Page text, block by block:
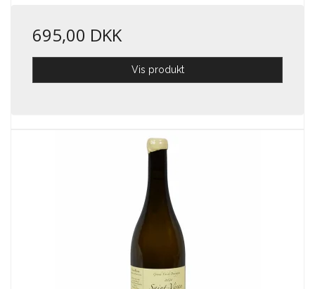
695,00 DKK
Vis produkt